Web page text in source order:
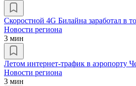
Скоростной 4G Билайна заработал в
Новости региона
3 мин
Летом интернет-трафик в аэропорту
Новости региона
3 мин